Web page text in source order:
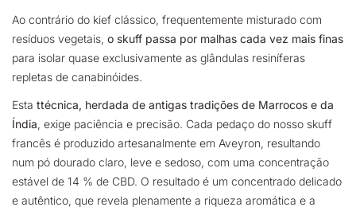
Ao contrário do kief clássico, frequentemente misturado com
resíduos vegetais, o skuff passa por malhas cada vez mais finas
para isolar quase exclusivamente as glândulas resiníferas
repletas de canabinóides.
Esta ttécnica, herdada de antigas tradições de Marrocos e da
Índia, exige paciência e precisão. Cada pedaço do nosso skuff
francês é produzido artesanalmente em Aveyron, resultando
num pó dourado claro, leve e sedoso, com uma concentração
estável de 14 % de CBD. O resultado é um concentrado delicado
e autêntico, que revela plenamente a riqueza aromática e a